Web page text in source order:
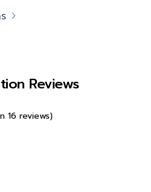
Reviews
16 reviews)